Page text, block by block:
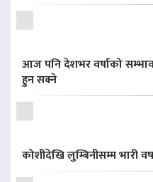
आज पनि देशभर वर्षाको
हुन सक्ने
कोशीदेखि लुम्बिनीसम्म भारी